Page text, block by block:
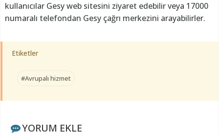
kullanıcılar Gesy web sitesini ziyaret edebilir veya 17000
numaralı telefondan Gesy çağrı merkezini arayabilirler.
Etiketler
#Avrupalı hizmet
YORUM EKLE